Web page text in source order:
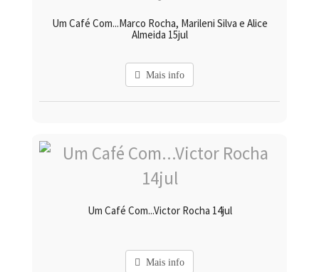
Um Café Com...Marco Rocha, Marileni Silva e Alice
Almeida 15jul
Mais info
Um Café Com...Victor Rocha 14jul
Mais info